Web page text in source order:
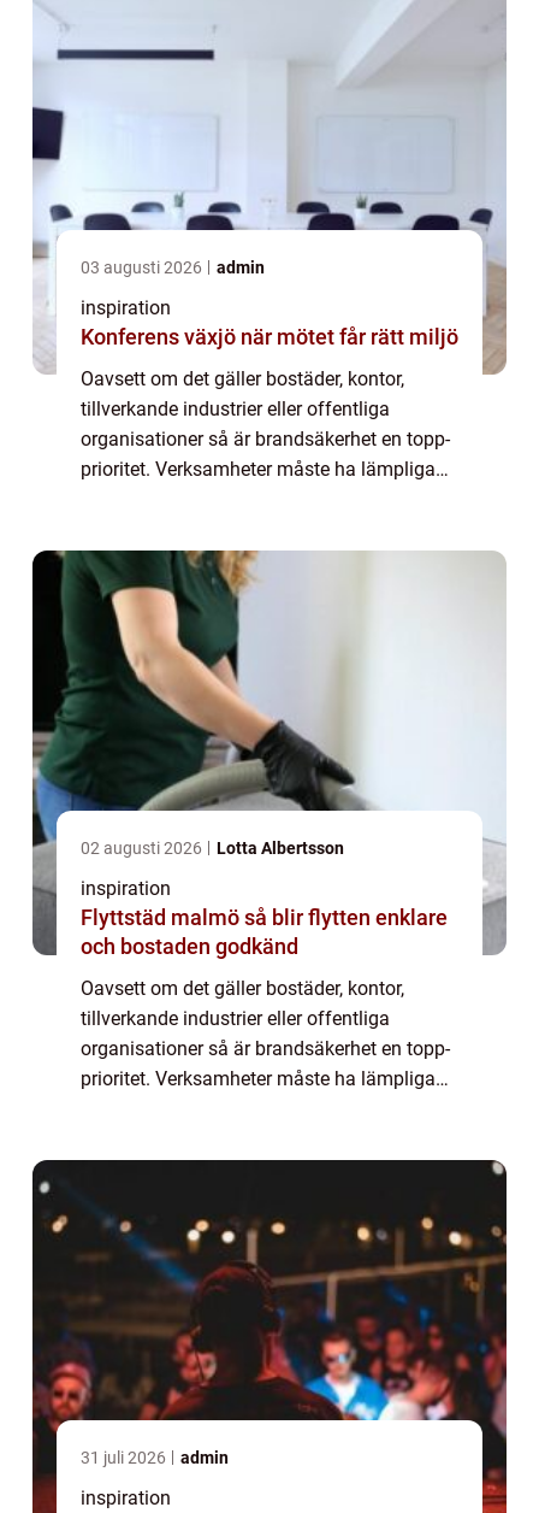
03 augusti 2026 admin
inspiration
Konferens växjö när mötet får rätt miljö
Oavsett om det gäller bostäder, kontor,
tillverkande industrier eller offentliga
organisationer så är brandsäkerhet en topp-
prioritet. Verksamheter måste ha lämpliga
02 augusti 2026 Lotta Albertsson
inspiration
Flyttstäd malmö så blir flytten enklare
och bostaden godkänd
Oavsett om det gäller bostäder, kontor,
tillverkande industrier eller offentliga
organisationer så är brandsäkerhet en topp-
prioritet. Verksamheter måste ha lämpliga
31 juli 2026 admin
inspiration